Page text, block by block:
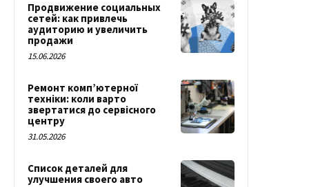
Продвижение социальных
сетей: как привлечь
аудиторию и увеличить
продажи
15.06.2026
Ремонт комп’ютерної
техніки: коли варто
звертатися до сервісного
центру
31.05.2026
Список деталей для
улучшения своего авто